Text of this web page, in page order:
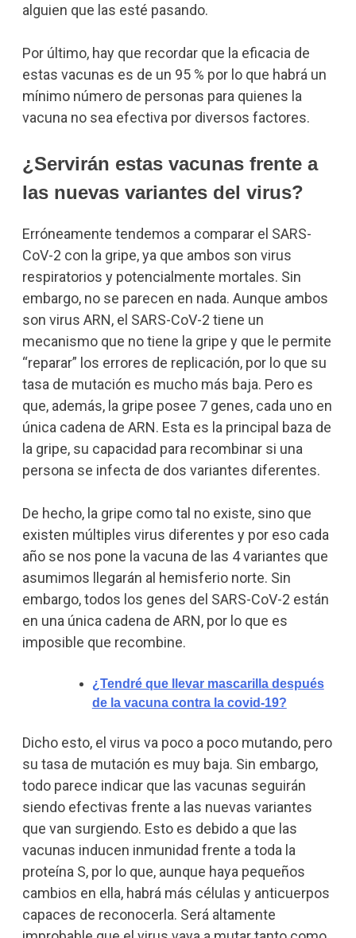
alguien que las esté pasando.
Por último, hay que recordar que la eficacia de
estas vacunas es de un 95 % por lo que habrá un
mínimo número de personas para quienes la
vacuna no sea efectiva por diversos factores.
¿Servirán estas vacunas frente a
las nuevas variantes del virus?
Erróneamente tendemos a comparar el SARS-
CoV-2 con la gripe, ya que ambos son virus
respiratorios y potencialmente mortales. Sin
embargo, no se parecen en nada. Aunque ambos
son virus ARN, el SARS-CoV-2 tiene un
mecanismo que no tiene la gripe y que le permite
“reparar” los errores de replicación, por lo que su
tasa de mutación es mucho más baja. Pero es
que, además, la gripe posee 7 genes, cada uno en
única cadena de ARN. Esta es la principal baza de
la gripe, su capacidad para recombinar si una
persona se infecta de dos variantes diferentes.
De hecho, la gripe como tal no existe, sino que
existen múltiples virus diferentes y por eso cada
año se nos pone la vacuna de las 4 variantes que
asumimos llegarán al hemisferio norte. Sin
embargo, todos los genes del SARS-CoV-2 están
en una única cadena de ARN, por lo que es
imposible que recombine.
¿Tendré que llevar mascarilla después
de la vacuna contra la covid-19?
Dicho esto, el virus va poco a poco mutando, pero
su tasa de mutación es muy baja. Sin embargo,
todo parece indicar que las vacunas seguirán
siendo efectivas frente a las nuevas variantes
que van surgiendo. Esto es debido a que las
vacunas inducen inmunidad frente a toda la
proteína S, por lo que, aunque haya pequeños
cambios en ella, habrá más células y anticuerpos
capaces de reconocerla. Será altamente